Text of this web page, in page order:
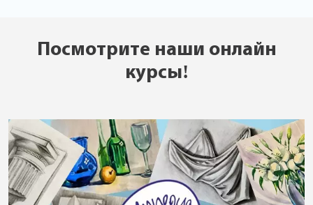
Посмотрите наши онлайн
курсы!